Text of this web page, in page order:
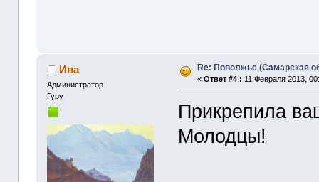
Ива
Администрaтор
Гуру
Re: Поволжье (Самарская
«Ответ #4 : 11 Февраля 2013,
Прикрепила
Молодцы!